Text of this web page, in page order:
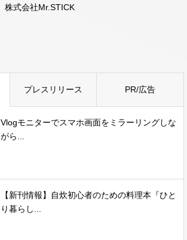
株式会社Mr.STICK
プレスリリース PR/広告
Vlogモニターでスマホ画面をミラーリングしな
がら...
【新刊情報】自炊初心者のための料理本『ひと
り暮らし...